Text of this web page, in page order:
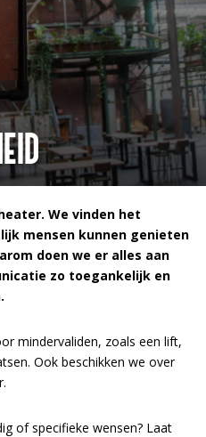
We vinden het
mensen kunnen genieten
doen we er alles aan
zo toegankelijk en
mindervaliden, zoals een lift,
Ook beschikken we over
of specifieke wensen? Laat